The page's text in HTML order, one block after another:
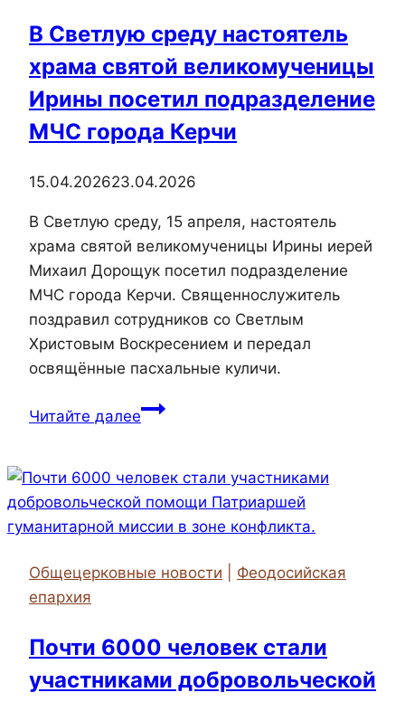
в
тренинге
игре
«Зерно
В Светлую cреду настоятель
храма святой великомученицы
Ирины посетил подразделение
МЧС города Керчи
15.04.202623.04.2026
В Светлую cреду, 15 апреля, настоятель
храма святой великомученицы Ирины иерей
Михаил Дорощук посетил подразделение
МЧС города Керчи. Священнослужитель
поздравил сотрудников со Светлым
Христовым Воскресением и передал
освящённые пасхальные куличи.
Читайте далееВ
настоятель
храма
святой
Ирины
МЧС
города
Общецерковные новости
Феодосийская
епархия
Почти 6000 человек стали
участниками добровольческой